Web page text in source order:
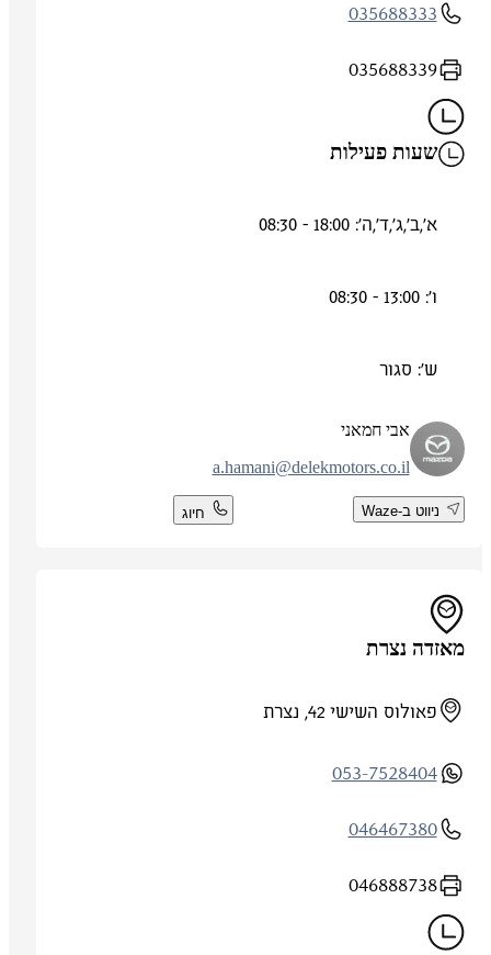
035688333
035688339
שעות פעילות
א',ב',ג',ד',ה': 18:00 - 08:30
ש': סגור
אבי חמאני
a.hamani@delekmotors.co.il
ניווט ב-Waze חיוג
מאזדה נצרת
פאולוס השישי 42, נצרת
053-7528404
046467380
046888738